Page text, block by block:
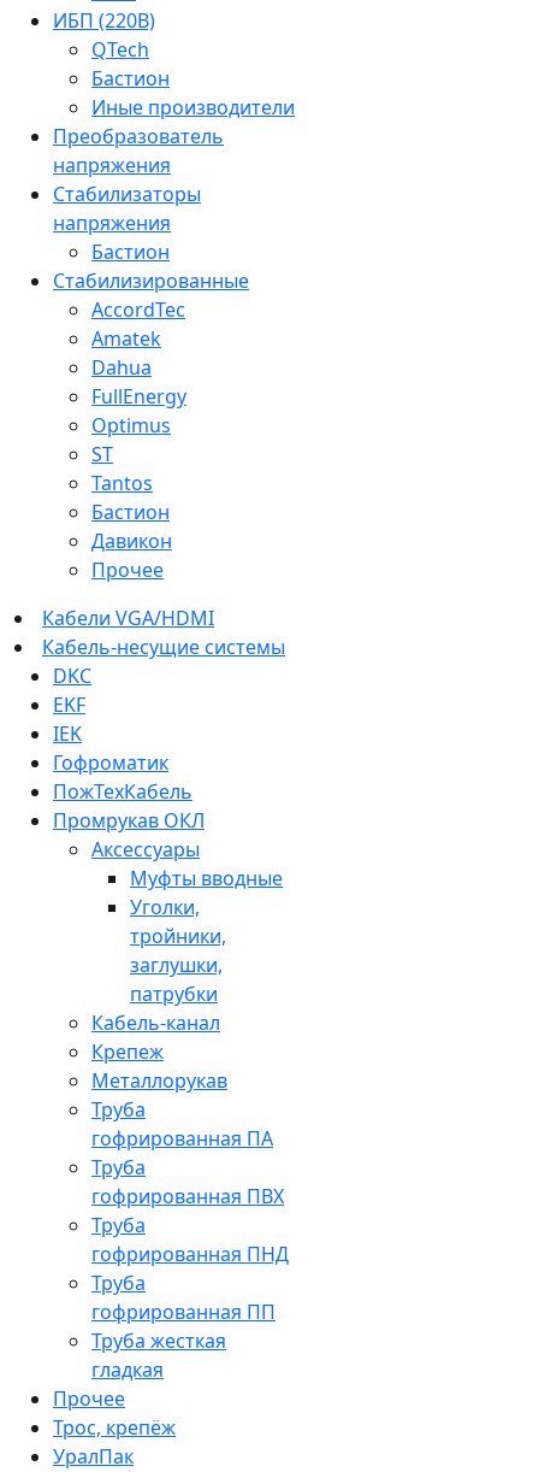
ИБП (220В)
QTech
Бастион
Иные производители
Преобразователь
напряжения
Стабилизаторы
напряжения
Бастион
Стабилизированные
AccordTec
Amatek
Dahua
FullEnergy
Optimus
ST
Tantos
Бастион
Давикон
Прочее
Кабели VGA/HDMI
Кабель-несущие системы
DKC
EKF
IEK
Гофроматик
ПожТехКабель
Промрукав ОКЛ
Аксессуары
Муфты вводные
Уголки,
тройники,
заглушки,
патрубки
Кабель-канал
Крепеж
Металлорукав
Труба
гофрированная ПА
Труба
гофрированная ПВХ
Труба
гофрированная ПНД
Труба
гофрированная ПП
Труба жесткая
гладкая
Прочее
Трос, крепёж
УралПак